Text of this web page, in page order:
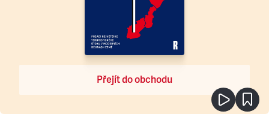
Přejít do obchodu